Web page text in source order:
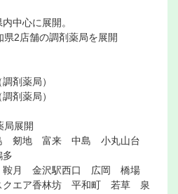
中心に展開。
2店舗の調剤薬局を展開
剤薬局）
剤薬局）
局展開
剱地 富来 中島 小丸山台
月 金沢駅西口 広岡 橋場
エア香林坊 平和町 若草 泉